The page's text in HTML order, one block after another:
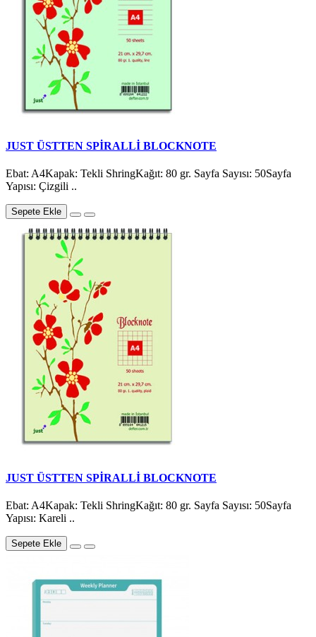
JUST ÜSTTEN SPİRALLİ BLOCKNOTE
Ebat: A4Kapak: Tekli ShringKağıt: 80 gr. Sayfa Sayısı: 50Sayfa
Yapısı: Çizgili ..
Sepete Ekle
JUST ÜSTTEN SPİRALLİ BLOCKNOTE
Ebat: A4Kapak: Tekli ShringKağıt: 80 gr. Sayfa Sayısı: 50Sayfa
Yapısı: Kareli ..
Sepete Ekle